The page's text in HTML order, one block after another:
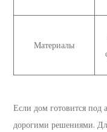
Материалы
Если дом готовится под
дорогими решениями.